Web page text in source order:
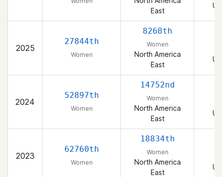
East
2025
27844th
Women
8268th
Women
North America
East
2024
52897th
Women
14752nd
Women
North America
East
2023
62760th
Women
18834th
Women
North America
East